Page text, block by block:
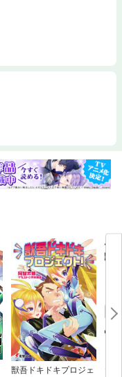
獣吾ドキドキプロジェ
た